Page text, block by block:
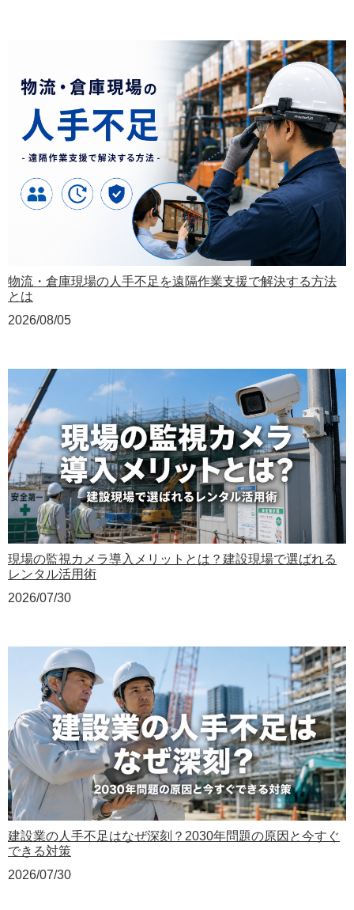
物流・倉庫現場の人手不足を遠隔作業支援で解決する方法
とは
2026/08/05
現場の監視カメラ導入メリットとは？建設現場で選ばれる
レンタル活用術
2026/07/30
建設業の人手不足はなぜ深刻？2030年問題の原因と今すぐ
できる対策
2026/07/30